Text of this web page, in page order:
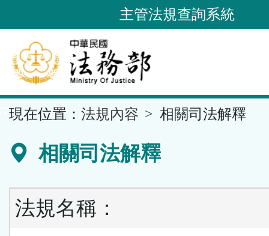
到
要
內
容
區
主管法規查詢系統
現在位置： 法規內容 相關司法解釋
相關司法解釋
法規名稱：